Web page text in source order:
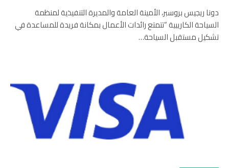
دونا ريجيس بروسبر، الأمينة العامة والمديرة التنفيذية لمنظمة
السياحة الكاريبية “تتمتع رائدات الأعمال بمكانة فريدة للمساعدة في
تشكيل مستقبل السياحة…